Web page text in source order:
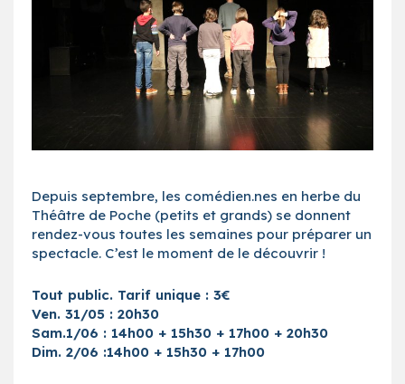
Depuis septembre, les comédien.nes en herbe du
Théâtre de Poche (petits et grands) se donnent
rendez-vous toutes les semaines pour préparer un
spectacle. C’est le moment de le découvrir !
Tout public. Tarif unique : 3€
Ven. 31/05 : 20h30
Sam.1/06 : 14h00 + 15h30 + 17h00 + 20h30
Dim. 2/06 :14h00 + 15h30 + 17h00